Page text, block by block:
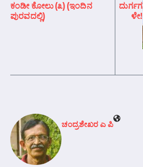
ಕಂಡೀ ಕೋಲು (೩) (ಇಂದಿನ
ಪುರವದಲ್ಲಿ)
ದುರ್ಗಗ
ಳೇ!
ಚಂದ್ರಶೇಖರ ಎ ಪಿ